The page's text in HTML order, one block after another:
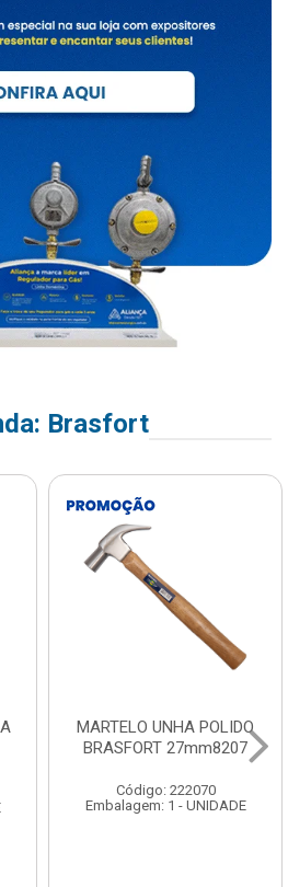
Brasfort
MARTELO UNHA POLIDO
BRASFORT 27mm8207
Código: 222070
Embalagem: 1 - UNIDADE